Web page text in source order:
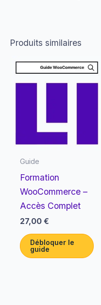
Produits similaires
Guide
Formation
WooCommerce –
Accès Complet
27,00€
Débloquer le
guide